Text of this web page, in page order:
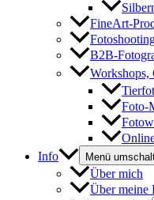
FineArt-
B2B-
Workshops,
Foto-
Info
Menü
Über mich
Über meine